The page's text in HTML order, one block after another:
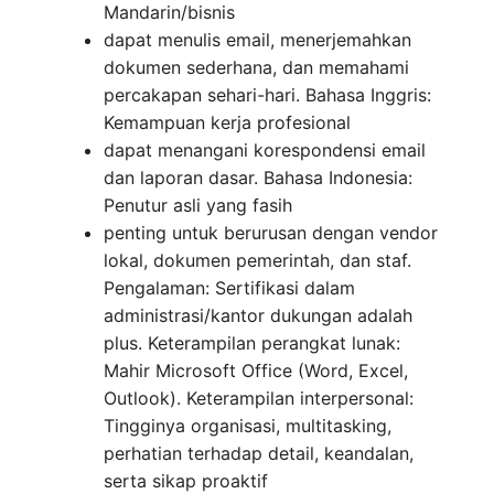
Mandarin/bisnis
dapat menulis email, menerjemahkan
dokumen sederhana, dan memahami
percakapan sehari-hari. Bahasa Inggris:
Kemampuan kerja profesional
dapat menangani korespondensi email
dan laporan dasar. Bahasa Indonesia:
Penutur asli yang fasih
penting untuk berurusan dengan vendor
lokal, dokumen pemerintah, dan staf.
Pengalaman: Sertifikasi dalam
administrasi/kantor dukungan adalah
plus. Keterampilan perangkat lunak:
Mahir Microsoft Office (Word, Excel,
Outlook). Keterampilan interpersonal:
Tingginya organisasi, multitasking,
perhatian terhadap detail, keandalan,
serta sikap proaktif